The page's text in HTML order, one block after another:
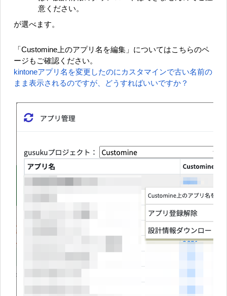
意ください。
が選べます。
「Customine上のアプリ名を編集」についてはこちらのペ
ージもご確認ください。
kintoneアプリ名を変更したのにカスタマインで古い名前の
まま表示されるのですが、どうすればいいですか？